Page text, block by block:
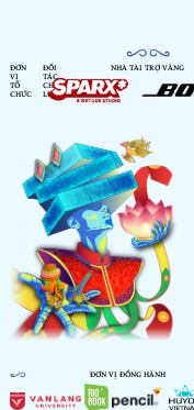
ĐƠN
VỊ
TỔ
CHỨC
ĐỐI
TÁC
CHIẾN
LƯỢC
NHÀ TÀI TRỢ VÀNG
ĐƠN VỊ ĐỒNG HÀNH